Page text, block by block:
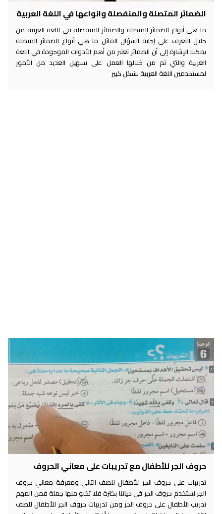
الضمائر المتصلة والمنفصلة وانواعها في اللغة العربية
ما هي أنواع الضمائر المتصلة والضمائر المنفصلة في اللغة العربية من
خلال التعرف على إجابة السؤال القائل ما هي أنواع الضمائر المتصلة
يمكننا الإشارة إلى أن الضمائر تعتبر من أهم الأدوات الموجودة في اللغة
العربية والتي تم من خلالها العمل على تسهيل العديد من الأمور
لمستخدمين اللغة العربية بشكل كبير
حروف الجر للأطفال مع تدريبات على معاني الحروف
تدريبات على حروف الجر للأطفال للصف الثاني ومعرفة معاني حروف
الجر نستخدم حروف الجر في حياتنا بكثرة فلا تخلو منها جملة فمن المهم
تدريب الأطفال على حروف الجر ومن تدريبات حروف الجر للأطفال للصف